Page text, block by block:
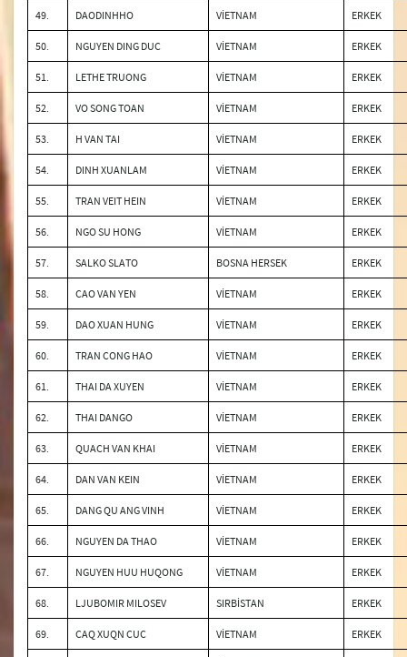
49. DAODINHHO VİETNAM ERKEK
50. NGUYEN DING DUC VİETNAM ERKEK
51. LETHE TRUONG VİETNAM ERKEK
52. VO SONG TOAN VİETNAM ERKEK
53. H VAN TAI VİETNAM ERKEK
54. DINH XUANLAM VİETNAM ERKEK
55. TRAN VEIT HEIN VİETNAM ERKEK
56. NGO SU HONG VİETNAM ERKEK
57. SALKO SLATO BOSNA HERSEK ERKEK
58. CAO VAN YEN VİETNAM ERKEK
59. DAO XUAN HUNG VİETNAM ERKEK
60. TRAN CONG HAO VİETNAM ERKEK
61. THAI DA XUYEN VİETNAM ERKEK
62. THAI DANGO VİETNAM ERKEK
63. QUACH VAN KHAI VİETNAM ERKEK
64. DAN VAN KEIN VİETNAM ERKEK
65. DANG QU ANG VINH VİETNAM ERKEK
66. NGUYEN DA THAO VİETNAM ERKEK
67. NGUYEN HUU HUQONG VİETNAM ERKEK
68. LJUBOMIR MILOSEV SIRBİSTAN ERKEK
69. CAQ XUQN CUC VİETNAM ERKEK